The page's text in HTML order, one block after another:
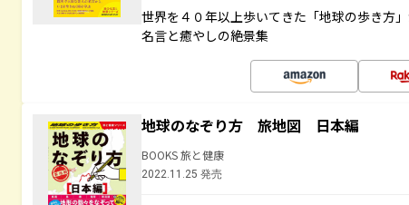
世界を４０年以上歩いてきた「地球の歩き方
名言と癒やしの絶景集
地球のなぞり方 旅地図 日本編
BOOKS 旅と健康
2022.11.25 発売